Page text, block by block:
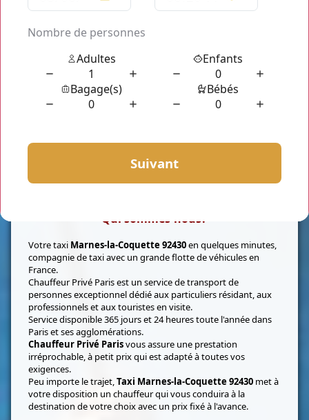
Qui sommes-nous?
Votre taxi Marnes-la-Coquette 92430en quelques minutes,
compagnie de taxi avec un grande flotte de véhicules en
France.
Chauffeur Privé Paris est un service de transport de
personnes exceptionnel dédié aux particuliers résidant, aux
professionnels et aux touristes en visite.
Service disponible 365 jours et 24 heures toute l'année dans
Paris et ses agglomérations.
Chauffeur Privé Parisvous assure une prestation
irréprochable, à petit prix qui est adapté à toutes vos
exigences.
Peu importe le trajet,Taxi Marnes-la-Coquette 92430 met à
votre disposition un chauffeur qui vous conduira à la
destination de votre choix avec un prix fixé à l'avance.